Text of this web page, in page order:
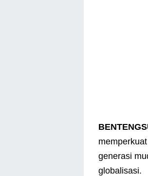
generasi
globalisasi.